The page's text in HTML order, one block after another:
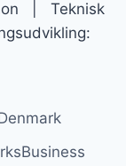
| Teknisk